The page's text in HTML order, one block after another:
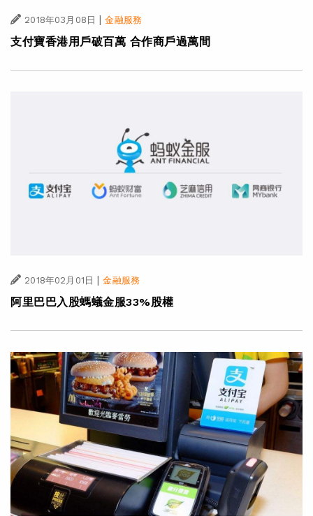
2018年03月08日 | 金融服務
支付寶香港用戶破百萬 合作商戶過萬間
2018年02月01日 | 金融服務
阿里巴巴入股螞蟻金服33%股權